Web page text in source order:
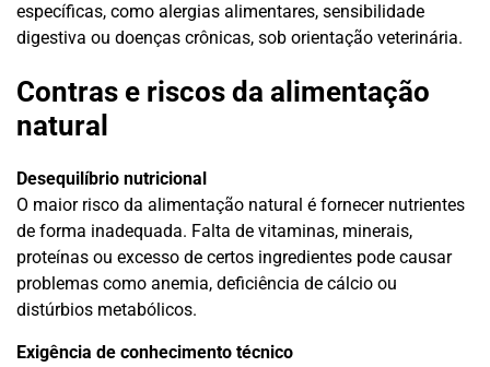
específicas, como alergias alimentares, sensibilidade
digestiva ou doenças crônicas, sob orientação veterinária.
Contras e riscos da alimentação
natural
Desequilíbrio nutricional
O maior risco da alimentação natural é fornecer nutrientes
de forma inadequada. Falta de vitaminas, minerais,
proteínas ou excesso de certos ingredientes pode causar
problemas como anemia, deficiência de cálcio ou
distúrbios metabólicos.
Exigência de conhecimento técnico